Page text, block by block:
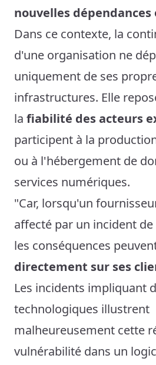
nouvelles
Dans ce contexte, la
d'une organisation ne
uniquement de ses
infrastructures. Elle
la fiabilité des acteurs
participent à la
ou à l'hébergement de
services numériques.
"Car, lorsqu'un
affecté par un incident
les conséquences
directement sur ses
Les incidents impliquant
technologiques illustrent
malheureusement cette
vulnérabilité dans un